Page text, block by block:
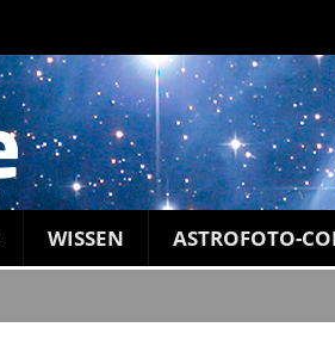
WISSEN ASTROFOTO-